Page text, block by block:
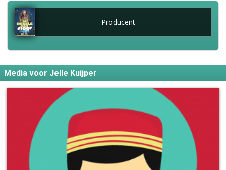
Producent
Media voor Jelle Kuijper